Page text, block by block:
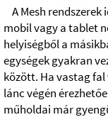
A Mesh rendszerek
mobil vagy a tablet
helyiségből a
egységek gyakran
között. Ha vastag fal
lánc végén
műholdai már